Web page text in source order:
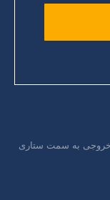
خروجی به سمت ستاری